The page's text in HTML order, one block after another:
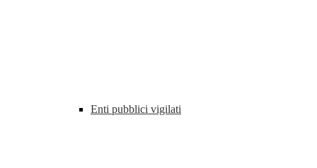
Enti pubblici vigilati